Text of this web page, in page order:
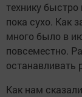
технику
пока сухо. Как
много было в
повсеместно.
останавливать
Как нам